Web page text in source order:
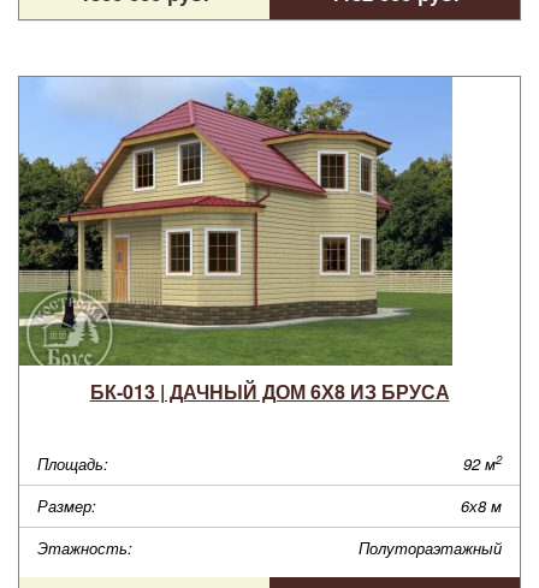
БК-013 | ДАЧНЫЙ ДОМ 6Х8 ИЗ БРУСА
Площадь: 92 м2
Размер:
6х8 м
Этажность:
Полутораэтажный